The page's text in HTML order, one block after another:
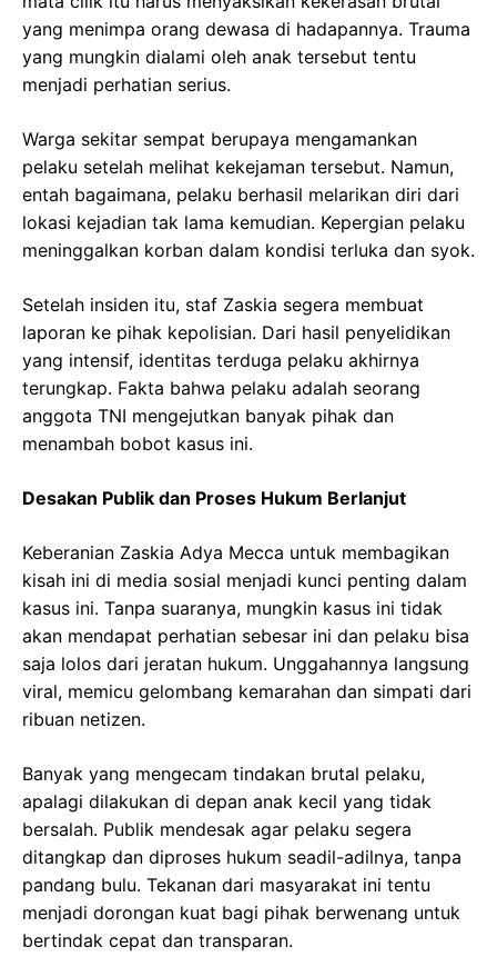
yang menimpa orang dewasa di hadapannya. Trauma
yang mungkin dialami oleh anak tersebut tentu
menjadi perhatian serius.
Warga sekitar sempat berupaya mengamankan
pelaku setelah melihat kekejaman tersebut. Namun,
entah bagaimana, pelaku berhasil melarikan diri dari
lokasi kejadian tak lama kemudian. Kepergian pelaku
meninggalkan korban dalam kondisi terluka dan syok.
Setelah insiden itu, staf Zaskia segera membuat
laporan ke pihak kepolisian. Dari hasil penyelidikan
yang intensif, identitas terduga pelaku akhirnya
terungkap. Fakta bahwa pelaku adalah seorang
anggota TNI mengejutkan banyak pihak dan
menambah bobot kasus ini.
Desakan Publik dan Proses Hukum Berlanjut
Keberanian Zaskia Adya Mecca untuk membagikan
kisah ini di media sosial menjadi kunci penting dalam
kasus ini. Tanpa suaranya, mungkin kasus ini tidak
akan mendapat perhatian sebesar ini dan pelaku bisa
saja lolos dari jeratan hukum. Unggahannya langsung
viral, memicu gelombang kemarahan dan simpati dari
ribuan netizen.
Banyak yang mengecam tindakan brutal pelaku,
apalagi dilakukan di depan anak kecil yang tidak
bersalah. Publik mendesak agar pelaku segera
ditangkap dan diproses hukum seadil-adilnya, tanpa
pandang bulu. Tekanan dari masyarakat ini tentu
menjadi dorongan kuat bagi pihak berwenang untuk
bertindak cepat dan transparan.